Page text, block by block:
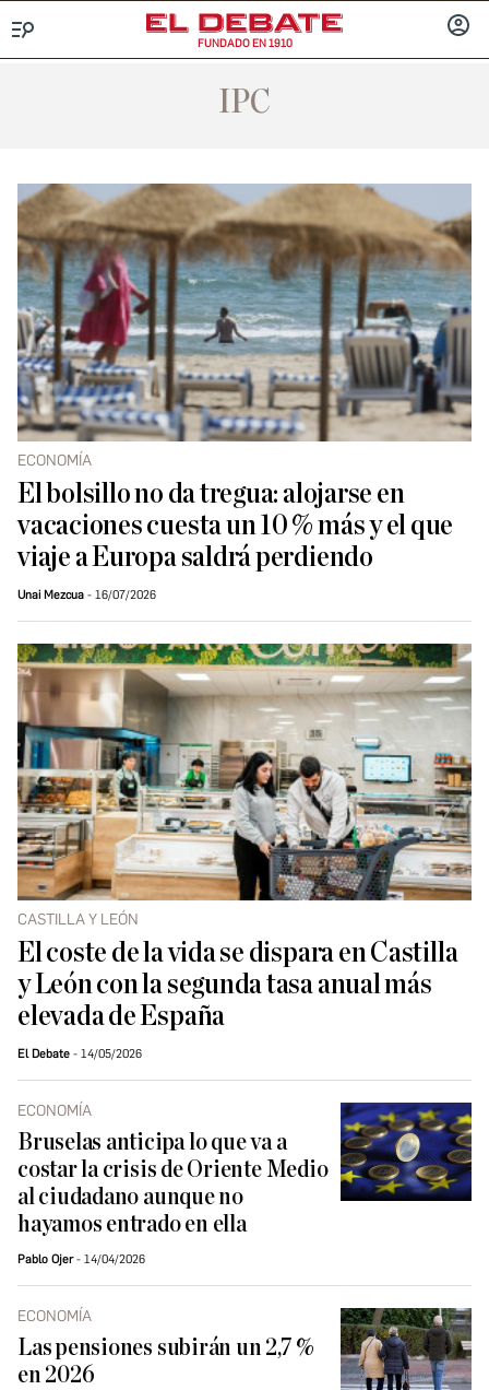
FUNDADO EN 1910
IPC
ECONOMÍA
El bolsillo no da tregua: alojarse en
vacaciones cuesta un 10 % más y el que
viaje a Europa saldrá perdiendo
Unai Mezcua 16/07/2026
CASTILLA Y LEÓN
El coste de la vida se dispara en Castilla
y León con la segunda tasa anual más
elevada de España
El Debate 14/05/2026
ECONOMÍA
Bruselas anticipa lo que va a
costar la crisis de Oriente Medio
al ciudadano aunque no
hayamos entrado en ella
Pablo Ojer 14/04/2026
ECONOMÍA
Las pensiones subirán un 2,7 %
en 2026